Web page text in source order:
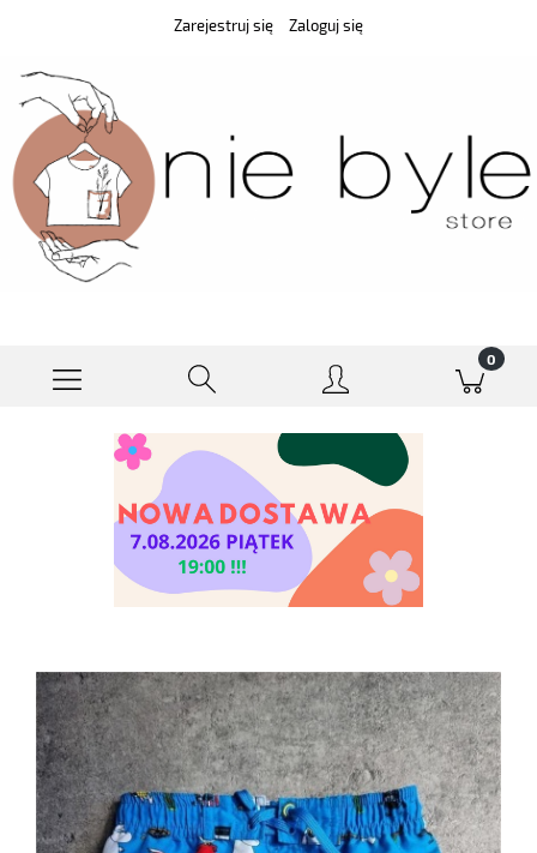
Zarejestruj się Zaloguj się